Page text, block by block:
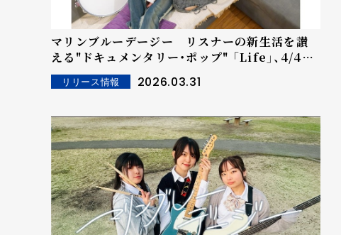
マリンブルーデージー リスナーの新生活を讃
える"ドキュメンタリー・ポップ" 「Life」、4/4リ
リース！5月に記念ライブ「Life! Live!」を実施！
リリース情報 2026.03.31